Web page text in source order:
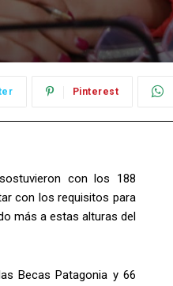
Pinterest
con los 188
con los requisitos para
más a estas alturas del
Becas Patagonia y 66